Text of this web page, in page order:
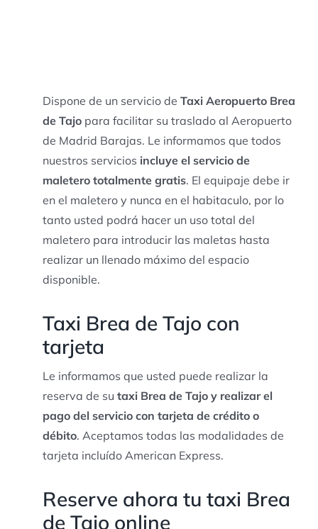
Dispone de un servicio de Taxi Aeropuerto Brea
de Tajopara facilitar su traslado al Aeropuerto
de Madrid Barajas. Le informamos que todos
nuestros servicios incluye el servicio de
maletero totalmente gratis. El equipaje debe ir
en el maletero y nunca en el habitaculo, por lo
tanto usted podrá hacer un uso total del
maletero para introducir las maletas hasta
realizar un llenado máximo del espacio
disponible.
Taxi Brea de Tajo con
tarjeta
Le informamos que usted puede realizar la
reserva de su taxi Brea de Tajo y realizar el
pago del servicio con tarjeta de crédito o
débito. Aceptamos todas las modalidades de
tarjeta incluído American Express.
Reserve ahora tu taxi Brea
de Tajo online